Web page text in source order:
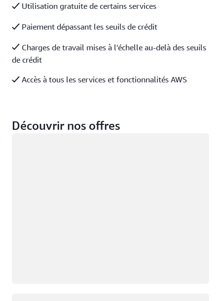
Utilisation gratuite de certains services
Paiement dépassant les seuils de crédit
Charges de travail mises à l'échelle au-delà des seuils
de crédit
Accès à tous les services et fonctionnalités AWS
Découvrir nos offres